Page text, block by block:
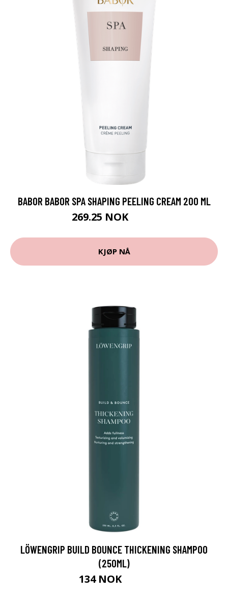
BABOR BABOR SPA SHAPING PEELING CREAM 200 ML
269.25 NOK
KJØP NÅ
LÖWENGRIP BUILD BOUNCE THICKENING SHAMPOO
(250ML)
134 NOK